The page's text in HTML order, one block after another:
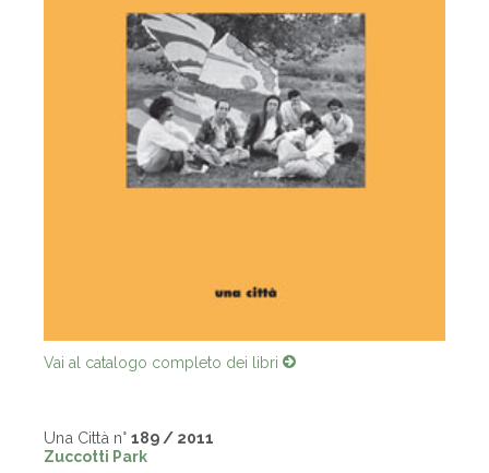
Vai al catalogo completo dei libri
Una Città n° 189 / 2011
Zuccotti Park